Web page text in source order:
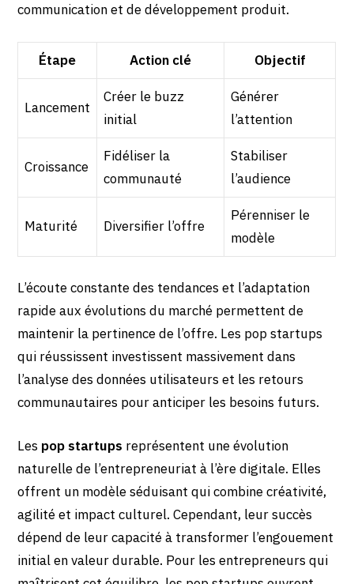
communication et de développement produit.
Étape Action clé Objectif
Lancement
Créer le buzz
initial
Générer
l’attention
Croissance
Fidéliser la
communauté
Stabiliser
l’audience
Maturité Diversifier l’offre
Pérenniser le
modèle
L’écoute constante des tendances et l’adaptation
rapide aux évolutions du marché permettent de
maintenir la pertinence de l’offre. Les pop startups
qui réussissent investissent massivement dans
l’analyse des données utilisateurs et les retours
communautaires pour anticiper les besoins futurs.
Les pop startups représentent une évolution
naturelle de l’entrepreneuriat à l’ère digitale. Elles
offrent un modèle séduisant qui combine créativité,
agilité et impact culturel. Cependant, leur succès
dépend de leur capacité à transformer l’engouement
initial en valeur durable. Pour les entrepreneurs qui